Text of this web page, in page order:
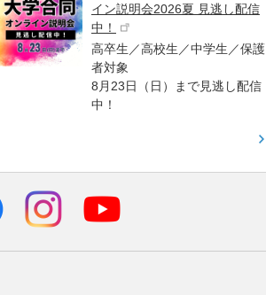
イン説明会2026夏 見逃し配信
中！
高卒生／高校生／中学生／保護
者対象
8月23日（日）まで見逃し配信
中！